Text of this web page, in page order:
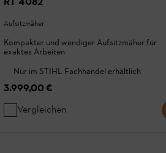
Aufsitzmäher
Kompakter und wendiger Aufsitzmäher für
exaktes Arbeiten
Nur im STIHL Fachhandel erhältlich
3.999,00 €
Vergleichen